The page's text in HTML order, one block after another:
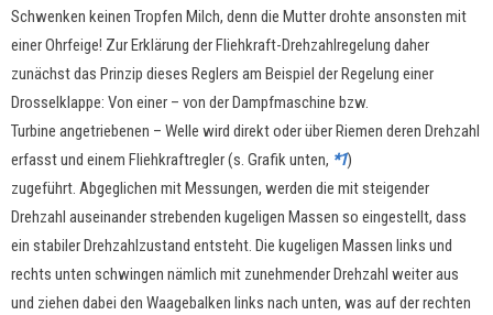
Schwenken keinen Tropfen Milch, denn die Mutter drohte ansonsten mit
einer Ohrfeige! Zur Erklärung der Fliehkraft-Drehzahlregelung daher
zunächst das Prinzip dieses Reglers am Beispiel der Regelung einer
Drosselklappe: Von einer – von der Dampfmaschine bzw.
Turbine angetriebenen – Welle wird direkt oder über Riemen deren Drehzahl
erfasst und einem Fliehkraftregler (s. Grafik unten, *1)
zugeführt. Abgeglichen mit Messungen, werden die mit steigender
Drehzahl auseinander strebenden kugeligen Massen so eingestellt, dass
ein stabiler Drehzahlzustand entsteht. Die kugeligen Massen links und
rechts unten schwingen nämlich mit zunehmender Drehzahl weiter aus
und ziehen dabei den Waagebalken links nach unten, was auf der rechten